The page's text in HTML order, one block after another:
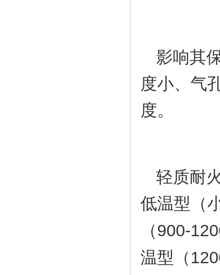
影响其
度小、气
度。
轻质耐
低温型（
（900-
温型（